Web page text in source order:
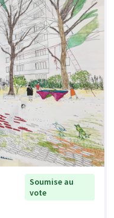
Soumise au
vote